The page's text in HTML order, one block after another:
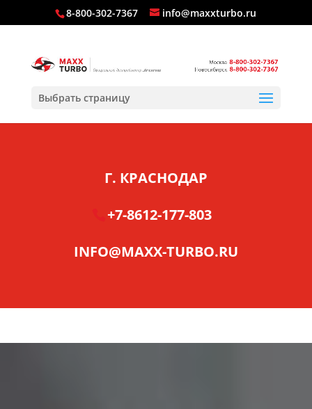
8-800-302-7367 info@maxxturbo.ru
Выбрать страницу
Г. КРАСНОДАР
+7-8612-177-803
INFO@MAXX-TURBO.RU